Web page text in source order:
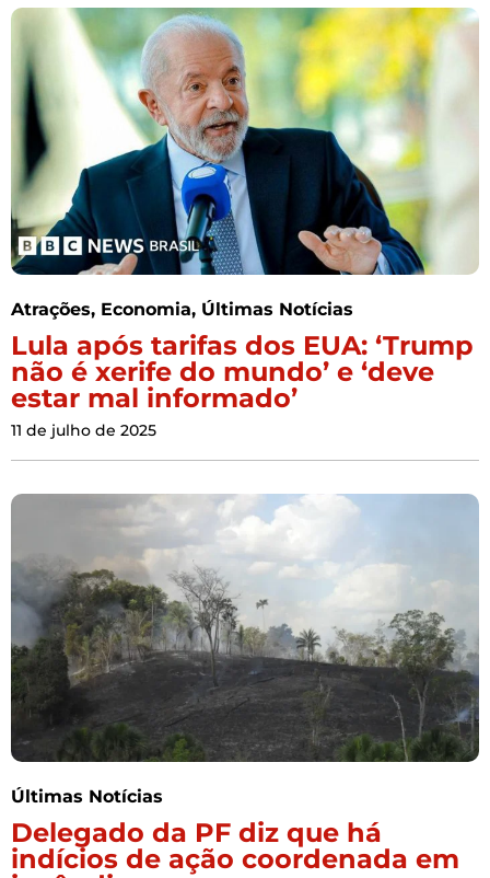
Atrações, Economia, Últimas Notícias
Lula após tarifas dos EUA: ‘Trump
não é xerife do mundo’ e ‘deve
estar mal informado’
11 de julho de 2025
Últimas Notícias
Delegado da PF diz que há
indícios de ação coordenada em